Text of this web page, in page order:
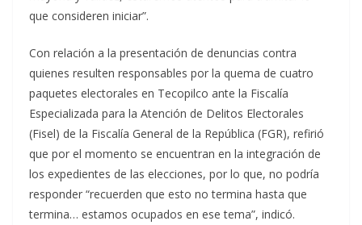
que consideren iniciar”.
Con relación a la presentación de denuncias contra
quienes resulten responsables por la quema de cuatro
paquetes electorales en Tecopilco ante la Fiscalía
Especializada para la Atención de Delitos Electorales
(Fisel) de la Fiscalía General de la República (FGR), refirió
que por el momento se encuentran en la integración de
los expedientes de las elecciones, por lo que, no podría
responder “recuerden que esto no termina hasta que
termina… estamos ocupados en ese tema”, indicó.